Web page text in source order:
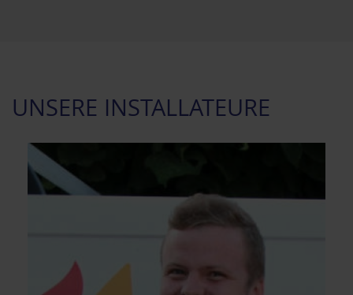
UNSERE INSTALLATEURE